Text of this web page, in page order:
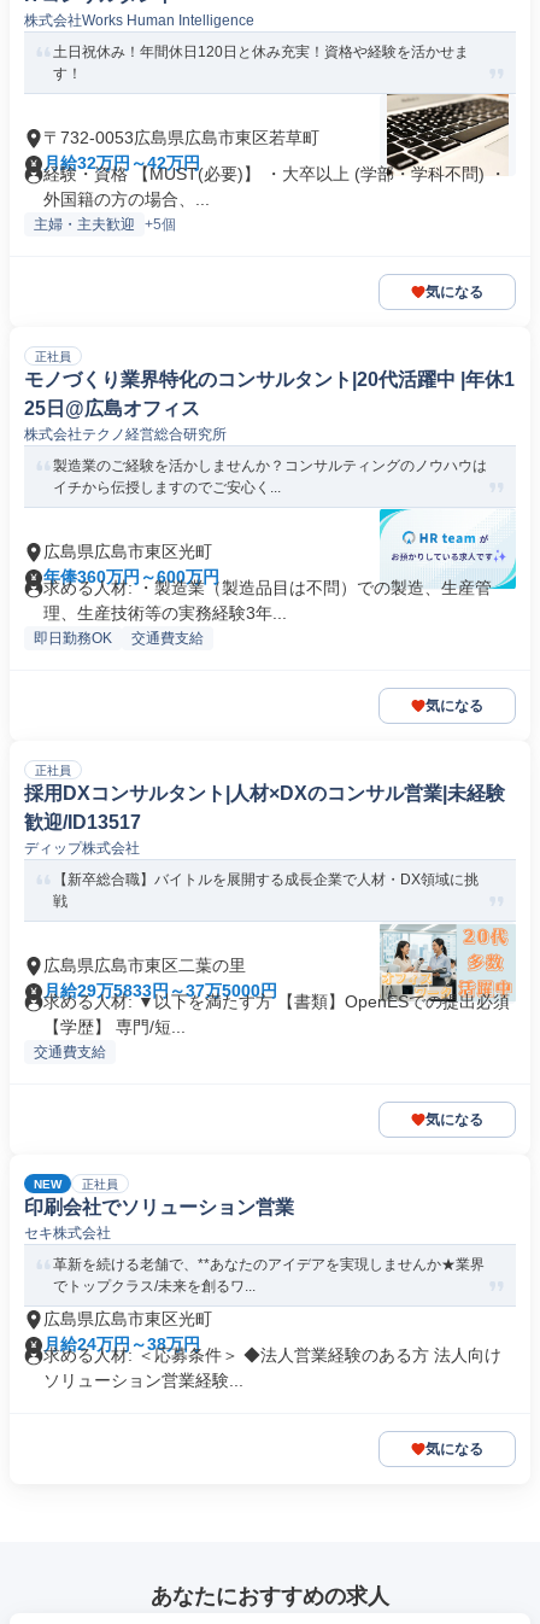
株式会社Works Human Intelligence
土日祝休み！年間休日120日と休み充実！資格や経験を活かせま
す！
〒732-0053広島県広島市東区若草町
月給32万円～42万円
経験・資格 【MUST(必要)】 ・大卒以上 (学部・学科不問) ・
外国籍の方の場合、...
主婦・主夫歓迎 +5個
気になる
正社員
モノづくり業界特化のコンサルタント|20代活躍中 |年休1
25日@広島オフィス
株式会社テクノ経営総合研究所
製造業のご経験を活かしませんか？コンサルティングのノウハウは
イチから伝授しますのでご安心く...
広島県広島市東区光町
年俸360万円～600万円
求める人材: ・製造業（製造品目は不問）での製造、生産管
理、生産技術等の実務経験3年...
即日勤務OK 交通費支給
気になる
正社員
採用DXコンサルタント|人材×DXのコンサル営業|未経験
歓迎/ID13517
ディップ株式会社
【新卒総合職】バイトルを展開する成長企業で人材・DX領域に挑
戦
広島県広島市東区二葉の里
月給29万5833円～37万5000円
求める人材: ▼以下を満たす方 【書類】OpenESでの提出必須
【学歴】 専門/短...
交通費支給
気になる
NEW 正社員
印刷会社でソリューション営業
セキ株式会社
革新を続ける老舗で、**あなたのアイデアを実現しませんか★業界
でトップクラス/未来を創るワ...
広島県広島市東区光町
月給24万円～38万円
求める人材: ＜応募条件＞ ◆法人営業経験のある方 法人向け
ソリューション営業経験...
気になる
あなたにおすすめの求人